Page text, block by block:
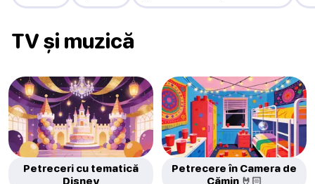
TV și muzică
Petreceri cu tematică
Disney
Petrecere în Camera de
Cămin 🤘🏻